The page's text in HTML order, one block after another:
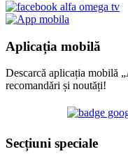
Aplicația mobilă
Descarcă aplicația mobilă
recomandări și noutăți!
Secțiuni speciale